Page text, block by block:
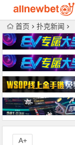
首页 扑克新闻
A+